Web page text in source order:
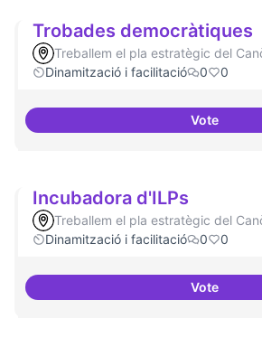
Trobades democràtiques
Treballem el pla estratègic del
Dinamització i facilitació
0 0
Vote
Incubadora d'ILPs
Treballem el pla estratègic del
Dinamització i facilitació
0 0
Vote